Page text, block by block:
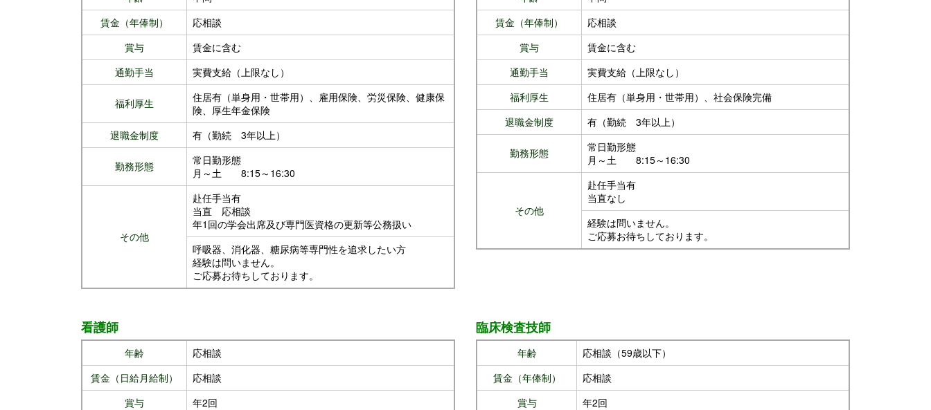
賃金（年俸制）
応相談
賞与
賃金に含む
通勤手当
実費支給（上限なし）
福利厚生
住居有（単身用・世帯用）、雇用保険、労災保険、健康保
険、厚生年金保険
退職金制度
有（勤続 3年以上）
勤務形態
常日勤形態
月～土 8:15～16:30
その他
赴任手当有
当直 応相談
年1回の学会出席及び専門医資格の更新等公務扱い
呼吸器、消化器、糖尿病等専門性を追求したい方
経験は問いません。
ご応募お待ちしております。
賃金（年俸制）
応相談
賞与
賃金に含む
通勤手当
実費支給（上限なし）
福利厚生
住居有（単身用・世帯用）、社会保険完備
退職金制度
有（勤続 3年以上）
勤務形態
常日勤形態
月～土 8:15～16:30
その他
赴任手当有
当直なし
経験は問いません。
ご応募お待ちしております。
看護師
年齢
応相談
賃金（日給月給制）
応相談
賞与
年2回
臨床検査技師
年齢
応相談（59歳以下）
賃金（年俸制）
応相談
賞与
年2回